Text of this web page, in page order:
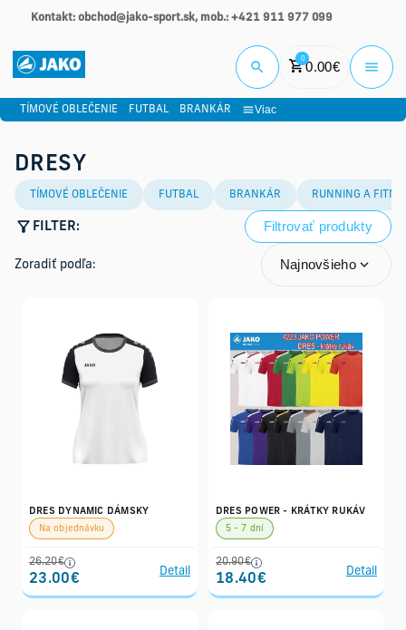
Kontakt: obchod@jako-sport.sk, mob.: +421 911 977 099
0
0.00€
TÍMOVÉ OBLEČENIE FUTBAL BRANKÁR Viac
DRESY
TÍMOVÉ OBLEČENIE FUTBAL BRANKÁR RUNNING A
FILTER: Filtrovať produkty
Zoradiť podľa: Najnovšieho
DRES DYNAMIC DÁMSKY
Na objednávku
26.20€
23.00€
Detail
DRES POWER - KRÁTKY RUKÁV
5 - 7 dní
20.90€
18.40€
Detail